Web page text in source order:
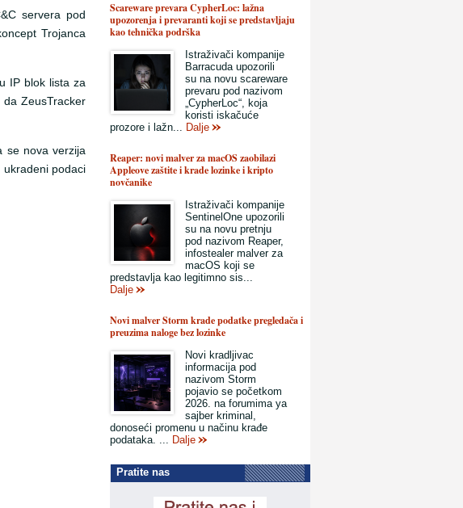
servera pod
Trojanca
IP blok lista za
ZeusTracker
se nova verzija
podaci
Scareware prevara CypherLoc: lažna
upozorenja i prevaranti koji se predstavljaju
kao tehnička podrška
Istraživači kompanije
Barracuda upozorili
su na novu scareware
prevaru pod nazivom
„CypherLoc“, koja
koristi iskačuće
prozore i lažn... Dalje
Reaper: novi malver za macOS zaobilazi
Appleove zaštite i krade lozinke i kripto
novčanike
Istraživači kompanije
SentinelOne upozorili
su na novu pretnju
pod nazivom Reaper,
infostealer malver za
macOS koji se
predstavlja kao legitimno sis...
Dalje
Novi malver Storm krade podatke pregledača i
preuzima naloge bez lozinke
Novi kradljivac
informacija pod
nazivom Storm
pojavio se početkom
2026. na forumima ya
sajber kriminal,
donoseći promenu u načinu krađe
podataka. ... Dalje
Pratite nas